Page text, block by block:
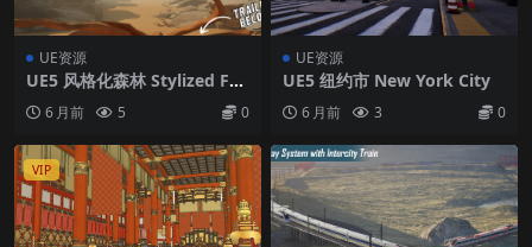
UE资源
UE5 风格化森林 Stylized For
6 月前 5 0
UE资源
UE5 纽约市 New York City
6 月前 3 0
VIP